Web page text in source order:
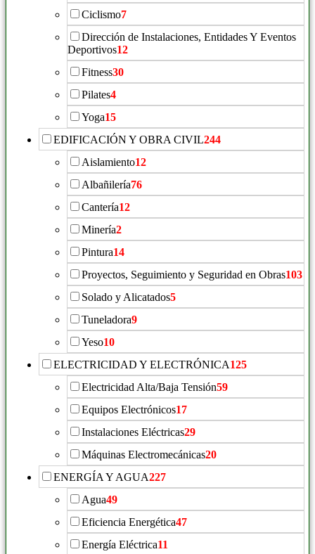
Ciclismo7
Dirección de Instalaciones, Entidades Y Eventos
Deportivos12
Fitness30
Pilates4
Yoga15
EDIFICACIÓN Y OBRA CIVIL244
Aislamiento12
Albañilería76
Cantería12
Minería2
Pintura14
Proyectos, Seguimiento y Seguridad en Obras103
Solado y Alicatados5
Tuneladora9
Yeso10
ELECTRICIDAD Y ELECTRÓNICA125
Electricidad Alta/Baja Tensión59
Equipos Electrónicos17
Instalaciones Eléctricas29
Máquinas Electromecánicas20
ENERGÍA Y AGUA227
Agua49
Eficiencia Energética47
Energía Eléctrica11